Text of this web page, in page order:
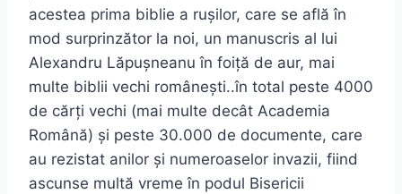
acestea prima biblie a rușilor, care se află în
mod surprinzător la noi, un manuscris al lui
Alexandru Lăpușneanu în foiță de aur, mai
multe biblii vechi românești..în total peste 4000
de cărți vechi (mai multe decât Academia
Română) și peste 30.000 de documente, care
au rezistat anilor și numeroaselor invazii, fiind
ascunse multă vreme în podul Bisericii